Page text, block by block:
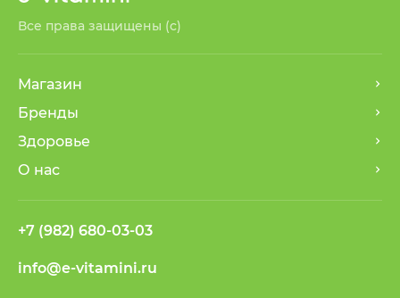
Все права защищены (с)
Магазин
Бренды
Здоровье
О нас
+7 (982) 680-03-03
info@e-vitamini.ru